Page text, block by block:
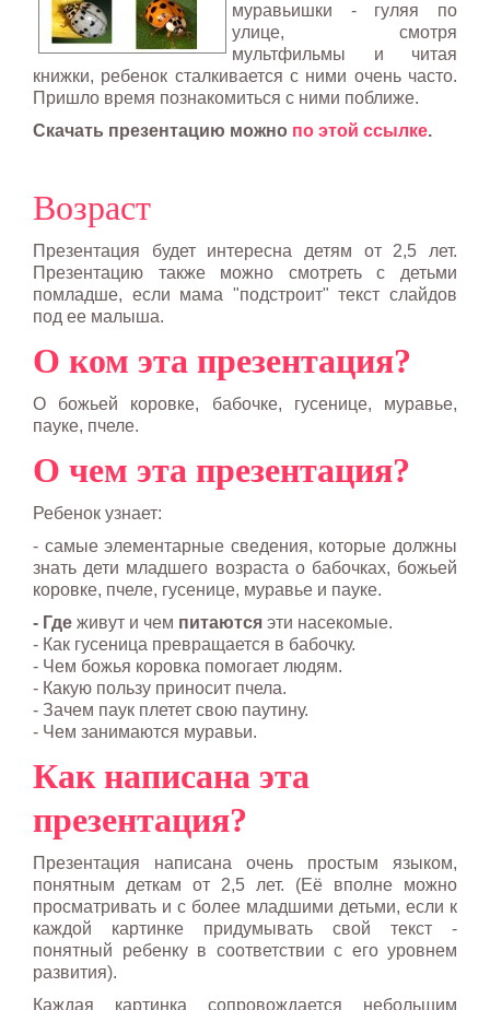
муравьишки - гуляя по
улице, смотря
мультфильмы и читая
книжки, ребенок сталкивается с ними очень часто.
Пришло время познакомиться с ними поближе.
Скачать презентацию можно по этой ссылке.
Возраст
Презентация будет интересна детям от 2,5 лет.
Презентацию также можно смотреть с детьми
помладше, если мама "подстроит" текст слайдов
под ее малыша.
О ком эта презентация?
О божьей коровке, бабочке, гусенице, муравье,
пауке, пчеле.
О чем эта презентация?
Ребенок узнает:
- самые элементарные сведения, которые должны
знать дети младшего возраста о бабочках, божьей
коровке, пчеле, гусенице, муравье и пауке.
- Где живут и чем питаются эти насекомые.
- Как гусеница превращается в бабочку.
- Чем божья коровка помогает людям.
- Какую пользу приносит пчела.
- Зачем паук плетет свою паутину.
- Чем занимаются муравьи.
Как написана эта
презентация?
Презентация написана очень простым языком,
понятным деткам от 2,5 лет. (Её вполне можно
просматривать и с более младшими детьми, если к
каждой картинке придумывать свой текст -
понятный ребенку в соответствии с его уровнем
развития).
Каждая картинка сопровождается небольшим